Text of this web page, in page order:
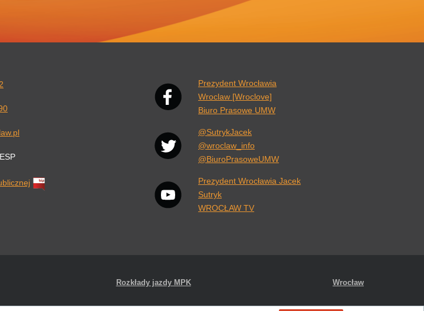
Prezydent Wrocławia
Wroclaw [Wroclove]
Biuro Prasowe UMW
@SutrykJacek
@wroclaw_info
@BiuroPrasoweUMW
Prezydent Wrocławia Jacek
Sutryk
WROCŁAW TV
Rozkłady jazdy MPK Wrocław